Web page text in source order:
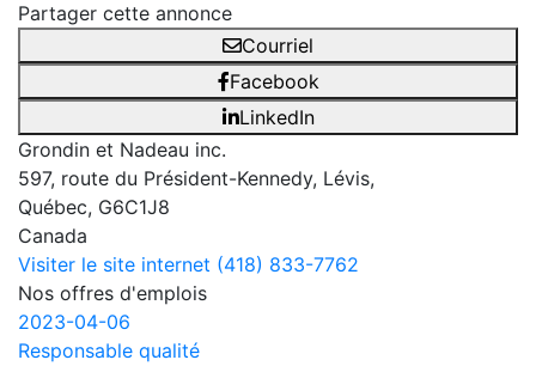
Partager cette annonce
Courriel
Facebook
LinkedIn
Grondin et Nadeau inc.
597, route du Président-Kennedy, Lévis,
Québec, G6C1J8
Canada
Visiter le site internet (418) 833-7762
Nos offres d'emplois
2023-04-06
Responsable qualité